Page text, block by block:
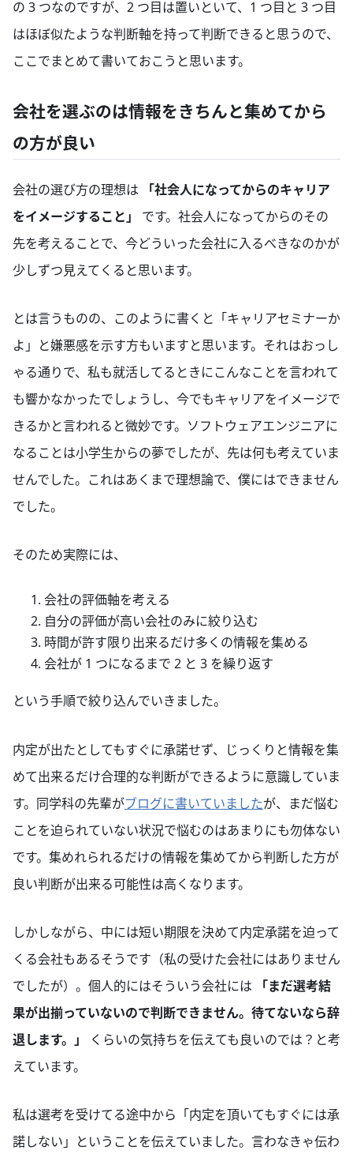
の 3 つなのですが、2 つ目は置いといて、1 つ目と 3 つ目
はほぼ似たような判断軸を持って判断できると思うので、
ここでまとめて書いておこうと思います。
会社を選ぶのは情報をきちんと集めてから
の方が良い
会社の選び方の理想は
「社会人になってからのキャリア
をイメージすること」
です。社会人になってからのその
先を考えることで、今どういった会社に入るべきなのかが
少しずつ見えてくると思います。
とは言うものの、このように書くと「キャリアセミナーか
よ」と嫌悪感を示す方もいますと思います。それはおっし
ゃる通りで、私も就活してるときにこんなことを言われて
も響かなかったでしょうし、今でもキャリアをイメージで
きるかと言われると微妙です。ソフトウェアエンジニアに
なることは小学生からの夢でしたが、先は何も考えていま
せんでした。これはあくまで理想論で、僕にはできません
でした。
そのため実際には、
会社の評価軸を考える
自分の評価が高い会社のみに絞り込む
時間が許す限り出来るだけ多くの情報を集める
会社が 1 つになるまで 2 と 3 を繰り返す
という手順で絞り込んでいきました。
内定が出たとしてもすぐに承諾せず、じっくりと情報を集
めて出来るだけ合理的な判断ができるように意識していま
す。同学科の先輩がブログに書いていましたが、まだ悩む
ことを迫られていない状況で悩むのはあまりにも勿体ない
です。集めれられるだけの情報を集めてから判断した方が
良い判断が出来る可能性は高くなります。
しかしながら、中には短い期限を決めて内定承諾を迫って
くる会社もあるそうです（私の受けた会社にはありません
でしたが）。個人的にはそういう会社には
「まだ選考結
果が出揃っていないので判断できません。待てないなら辞
退します。」
くらいの気持ちを伝えても良いのでは？と考
えています。
私は選考を受けてる途中から「内定を頂いてもすぐには承
諾しない」ということを伝えていました。言わなきゃ伝わ